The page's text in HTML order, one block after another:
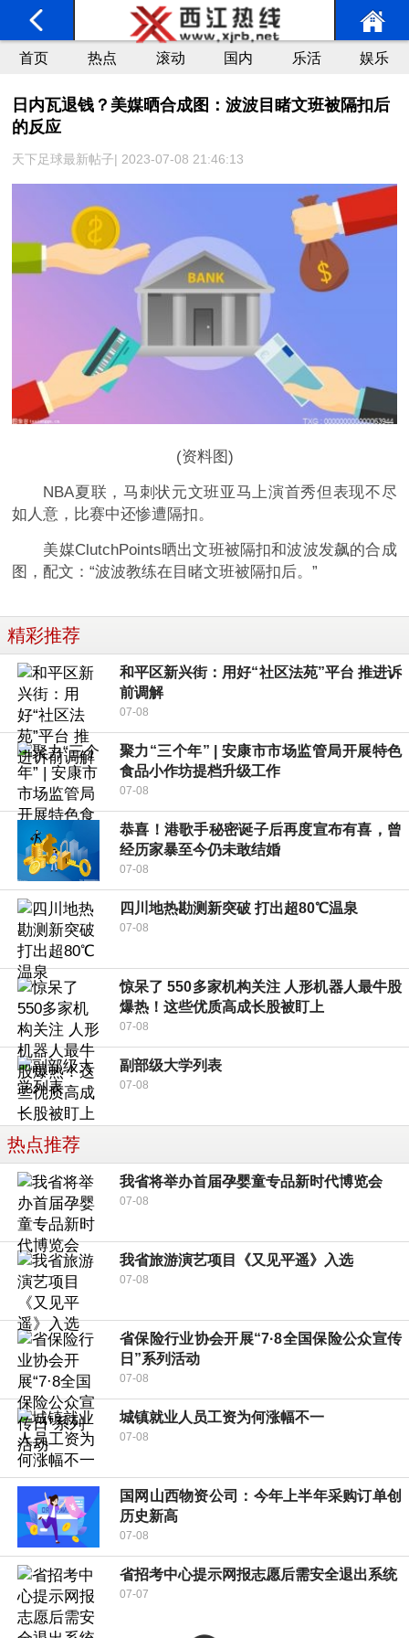
首页 热点 滚动 国内 乐活 娱乐
日内瓦退钱？美媒晒合成图：波波目睹文班被隔扣后
的反应
天下足球最新帖子| 2023-07-08 21:46:13
(资料图)
NBA夏联，马刺状元文班亚马上演首秀但表现不尽
如人意，比赛中还惨遭隔扣。
美媒ClutchPoints晒出文班被隔扣和波波发飙的合成
图，配文：“波波教练在目睹文班被隔扣后。”
精彩推荐
和平区新兴街：用好“社区法苑”平台 推进诉
前调解
07-08
聚力“三个年” | 安康市市场监管局开展特色
食品小作坊提档升级工作
07-08
恭喜！港歌手秘密诞子后再度宣布有喜，曾
经历家暴至今仍未敢结婚
07-08
四川地热勘测新突破 打出超80℃温泉
07-08
惊呆了 550多家机构关注 人形机器人最牛股
爆热！这些优质高成长股被盯上
07-08
副部级大学列表
07-08
热点推荐
我省将举办首届孕婴童专品新时代博览会
07-08
我省旅游演艺项目《又见平遥》入选
07-08
省保险行业协会开展“7·8全国保险公众宣传
日”系列活动
07-08
城镇就业人员工资为何涨幅不一
07-08
国网山西物资公司：今年上半年采购订单创
历史新高
07-08
省招考中心提示网报志愿后需安全退出系统
07-07